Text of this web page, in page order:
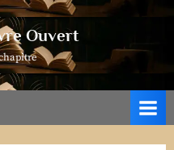
Ouvert